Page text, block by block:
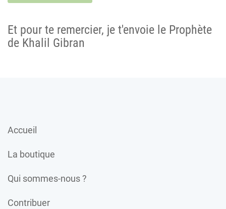
Et pour te remercier, je t'envoie le Prophète
de Khalil Gibran
Accueil
La boutique
Qui sommes-nous ?
Contribuer